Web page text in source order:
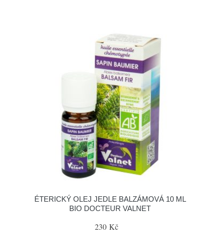
ÉTERICKÝ OLEJ JEDLE BALZÁMOVÁ 10 ML
BIO DOCTEUR VALNET
230 Kč